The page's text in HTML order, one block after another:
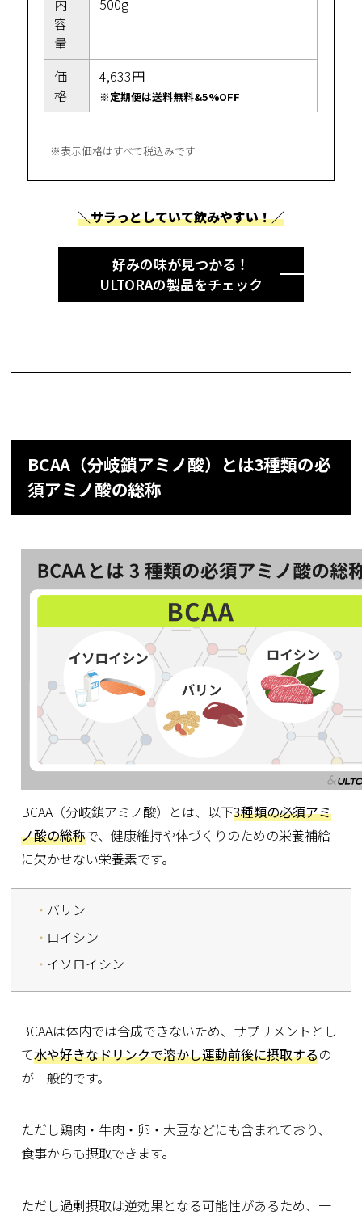
内
容
量
500g
価
格
4,633円
※定期便は送料無料&5%OFF
※表示価格はすべて税込みです
＼サラっとしていて飲みやすい！／
好みの味が見つかる！
ULTORAの製品をチェック
BCAA（分岐鎖アミノ酸）とは3種類の必
須アミノ酸の総称
BCAA（分岐鎖アミノ酸）とは、以下3種類の必須アミ
ノ酸の総称で、健康維持や体づくりのための栄養補給
に欠かせない栄養素です。
バリン
ロイシン
イソロイシン
BCAAは体内では合成できないため、サプリメントとし
て水や好きなドリンクで溶かし運動前後に摂取するの
が一般的です。
ただし鶏肉・牛肉・卵・大豆などにも含まれており、
食事からも摂取できます。
ただし過剰摂取は逆効果となる可能性があるため、一